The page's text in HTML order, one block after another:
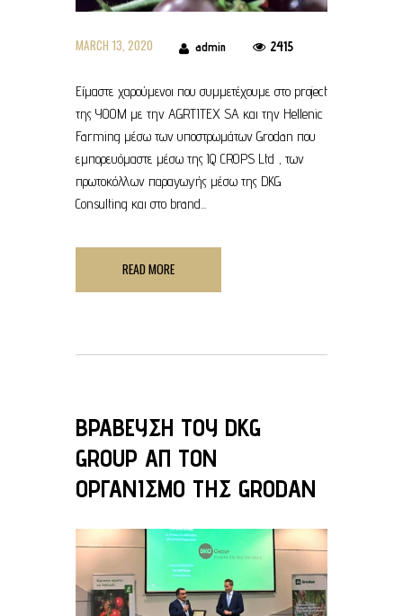
MARCH 13, 2020 admin 2415
Είμαστε χαρούμενοι που συμμετέχουμε στο project
της YOOM με την AGRTITEX SA και την Hellenic
Farming μέσω των υποστρωμάτων Grodan που
εμπορευόμαστε μέσω της IQ CROPS Ltd , των
πρωτοκόλλων παραγωγής μέσω της DKG
Consulting και στο brand...
READ MORE
ΒΡΑΒΕΥΣΗ ΤΟΥ DKG
GROUP ΑΠ ΤΟΝ
ΟΡΓΑΝΙΣΜΟ ΤΗΣ GRODAN